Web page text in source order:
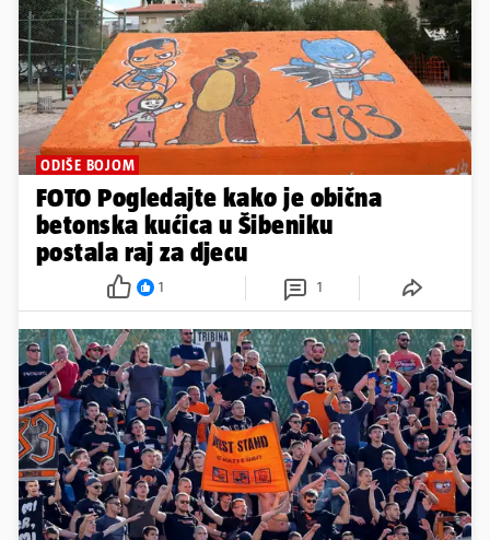
ODIŠE BOJOM
FOTO Pogledajte kako je obična
betonska kućica u Šibeniku
postala raj za djecu
1 1